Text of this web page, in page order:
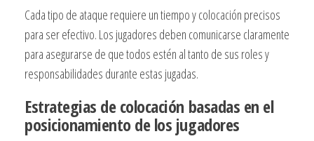
Cada tipo de ataque requiere un tiempo y colocación precisos
para ser efectivo. Los jugadores deben comunicarse claramente
para asegurarse de que todos estén al tanto de sus roles y
responsabilidades durante estas jugadas.
Estrategias de colocación basadas en el
posicionamiento de los jugadores